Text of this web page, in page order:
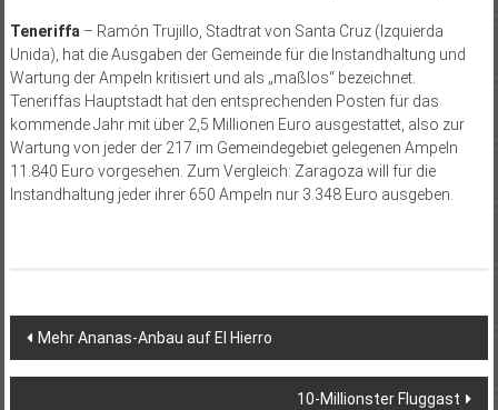
Teneriffa– Ramón Trujillo, Stadtrat von Santa Cruz (Izquierda
Unida), hat die Ausgaben der Gemeinde für die Instandhaltung und
Wartung der Ampeln kritisiert und als „maßlos“ bezeichnet.
Teneriffas Hauptstadt hat den entsprechenden Posten für das
kommende Jahr mit über 2,5 Millionen Euro ausgestattet, also zur
Wartung von jeder der 217 im Gemeindegebiet gelegenen Ampeln
11.840 Euro vorgesehen. Zum Vergleich: Zaragoza will für die
Instandhaltung jeder ihrer 650 Ampeln nur 3.348 Euro ausgeben.
Beitragsnavigation
Mehr Ananas-Anbau auf El Hierro
10-Millionster Fluggast